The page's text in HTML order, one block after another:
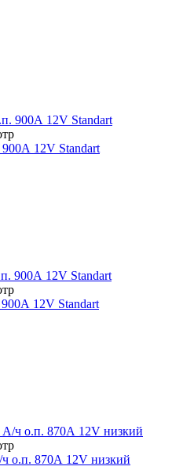
12V Standart
12V Standart
о.п. 870А 12V низкий